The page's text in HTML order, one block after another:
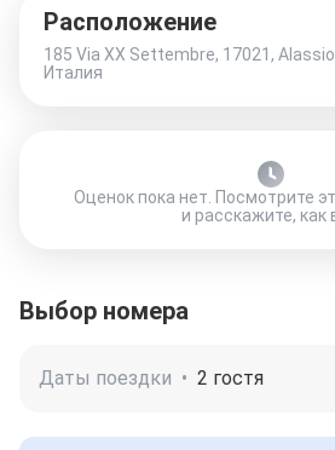
Расположение
185 Via XX Settembre, 17021,
Италия
Оценок пока нет. Посмотрите
и расскажите, как
Выбор номера
Даты поездки • 2 гостя